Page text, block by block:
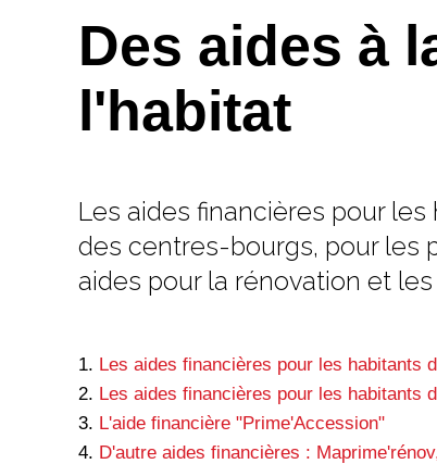
Des aides à
l'habitat
Les aides financières pour
des centres-bourgs, pour les
aides pour la rénovation et les
1. Les aides financières pour les habitants
2. Les aides financières pour les habitants
3. L'aide financière "Prime'Accession"
4. D'autre aides financières :